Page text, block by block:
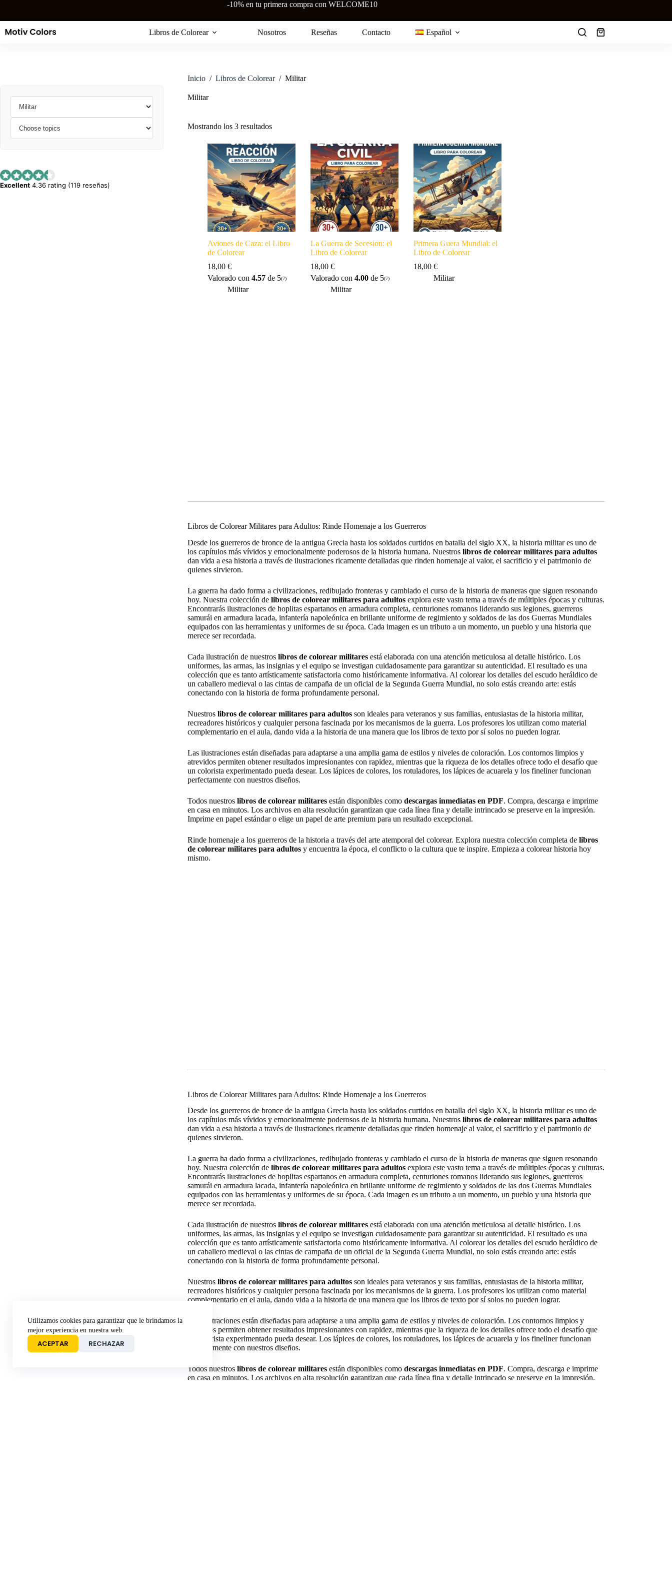
contenido
Utilizamos cookies para garantizar que le brindamos la
mejor experiencia en nuestra web.
ACEPTAR RECHAZAR
-10% en tu primera compra con WELCOME10
Libros de Colorear Nosotros Reseñas Contacto Español
Carro
Inicio / Libros de Colorear / Militar
Militar
Mostrando los 3 resultadosOrdenado
puntuación
media
Aviones de Caza: el Libro
de Colorear
18,00 €
Valorado con 4.57de 5(7)
Militar
La Guerra de Secesion: el
Libro de Colorear
18,00€
Valorado con4.00 de 5(7)
Militar
Primera Guera Mundial: el
Libro de Colorear
18,00€
Militar
Libros de Colorear Militares para Adultos: Rinde Homenaje a los Guerreros
Desde los guerreros de bronce de la antigua Grecia hasta los soldados curtidos en batalla del siglo XX, la historia militar es uno de
los capítulos más vívidos y emocionalmente poderosos de la historia humana. Nuestros libros de colorear militares para adultos
dan vida a esa historia a través de ilustraciones ricamente detalladas que rinden homenaje al valor, el sacrificio y el patrimonio de
quienes sirvieron.
La guerra ha dado forma a civilizaciones, redibujado fronteras y cambiado el curso de la historia de maneras que siguen resonando
hoy. Nuestra colección de libros de colorear militares para adultosexplora este vasto tema a través de múltiples épocas y culturas.
Encontrarás ilustraciones de hoplitas espartanos en armadura completa, centuriones romanos liderando sus legiones, guerreros
samurái en armadura lacada, infantería napoleónica en brillante uniforme de regimiento y soldados de las dos Guerras Mundiales
equipados con las herramientas y uniformes de su época. Cada imagen es un tributo a un momento, un pueblo y una historia que
merece ser recordada.
Cada ilustración de nuestros libros de colorear militaresestá elaborada con una atención meticulosa al detalle histórico. Los
uniformes, las armas, las insignias y el equipo se investigan cuidadosamente para garantizar su autenticidad. El resultado es una
colección que es tanto artísticamente satisfactoria como históricamente informativa. Al colorear los detalles del escudo heráldico de
un caballero medieval o las cintas de campaña de un oficial de la Segunda Guerra Mundial, no solo estás creando arte: estás
conectando con la historia de forma profundamente personal.
Nuestros libros de colorear militares para adultosson ideales para veteranos y sus familias, entusiastas de la historia militar,
recreadores históricos y cualquier persona fascinada por los mecanismos de la guerra. Los profesores los utilizan como material
complementario en el aula, dando vida a la historia de una manera que los libros de texto por sí solos no pueden lograr.
Las ilustraciones están diseñadas para adaptarse a una amplia gama de estilos y niveles de coloración. Los contornos limpios y
atrevidos permiten obtener resultados impresionantes con rapidez, mientras que la riqueza de los detalles ofrece todo el desafío que
un colorista experimentado pueda desear. Los lápices de colores, los rotuladores, los lápices de acuarela y los fineliner funcionan
perfectamente con nuestros diseños.
Todos nuestros libros de colorear militaresestán disponibles como descargas inmediatas en PDF. Compra, descarga e imprime
en casa en minutos. Los archivos en alta resolución garantizan que cada línea fina y detalle intrincado se preserve en la impresión.
Imprime en papel estándar o elige un papel de arte premium para un resultado excepcional.
Rinde homenaje a los guerreros de la historia a través del arte atemporal del colorear. Explora nuestra colección completa de libros
de colorear militares para adultosy encuentra la época, el conflicto o la cultura que te inspire. Empieza a colorear historia hoy
mismo.
Libros de Colorear Militares para Adultos: Rinde Homenaje a los Guerreros
Desde los guerreros de bronce de la antigua Grecia hasta los soldados curtidos en batalla del siglo XX, la historia militar es uno de
los capítulos más vívidos y emocionalmente poderosos de la historia humana. Nuestros libros de colorear militares para adultos
dan vida a esa historia a través de ilustraciones ricamente detalladas que rinden homenaje al valor, el sacrificio y el patrimonio de
quienes sirvieron.
La guerra ha dado forma a civilizaciones, redibujado fronteras y cambiado el curso de la historia de maneras que siguen resonando
hoy. Nuestra colección de libros de colorear militares para adultosexplora este vasto tema a través de múltiples épocas y culturas.
Encontrarás ilustraciones de hoplitas espartanos en armadura completa, centuriones romanos liderando sus legiones, guerreros
samurái en armadura lacada, infantería napoleónica en brillante uniforme de regimiento y soldados de las dos Guerras Mundiales
equipados con las herramientas y uniformes de su época. Cada imagen es un tributo a un momento, un pueblo y una historia que
merece ser recordada.
Cada ilustración de nuestros libros de colorear militaresestá elaborada con una atención meticulosa al detalle histórico. Los
uniformes, las armas, las insignias y el equipo se investigan cuidadosamente para garantizar su autenticidad. El resultado es una
colección que es tanto artísticamente satisfactoria como históricamente informativa. Al colorear los detalles del escudo heráldico de
un caballero medieval o las cintas de campaña de un oficial de la Segunda Guerra Mundial, no solo estás creando arte: estás
conectando con la historia de forma profundamente personal.
Nuestros libros de colorear militares para adultosson ideales para veteranos y sus familias, entusiastas de la historia militar,
recreadores históricos y cualquier persona fascinada por los mecanismos de la guerra. Los profesores los utilizan como material
complementario en el aula, dando vida a la historia de una manera que los libros de texto por sí solos no pueden lograr.
Las ilustraciones están diseñadas para adaptarse a una amplia gama de estilos y niveles de coloración. Los contornos limpios y
atrevidos permiten obtener resultados impresionantes con rapidez, mientras que la riqueza de los detalles ofrece todo el desafío que
un colorista experimentado pueda desear. Los lápices de colores, los rotuladores, los lápices de acuarela y los fineliner funcionan
perfectamente con nuestros diseños.
Todos nuestros libros de colorear militaresestán disponibles como descargas inmediatas en PDF. Compra, descarga e imprime
en casa en minutos. Los archivos en alta resolución garantizan que cada línea fina y detalle intrincado se preserve en la impresión.
Excellent 4.36 rating (119 reseñas)